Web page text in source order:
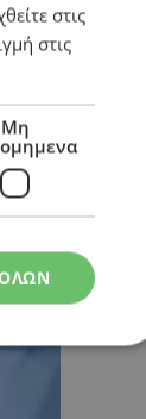
στις
στις
Μη